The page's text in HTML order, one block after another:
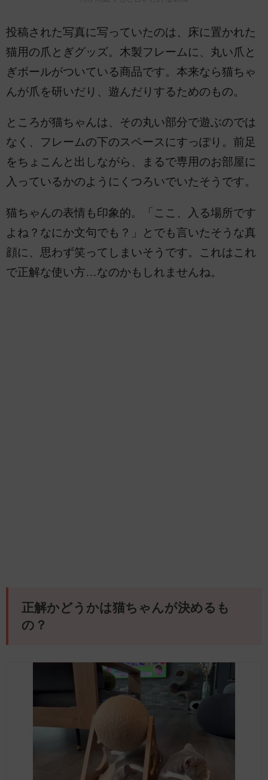
投稿された写真に写っていたのは、床に置かれた
猫用の爪とぎグッズ。木製フレームに、丸い爪と
ぎボールがついている商品です。本来なら猫ちゃ
んが爪を研いだり、遊んだりするためのもの。
ところが猫ちゃんは、その丸い部分で遊ぶのでは
なく、フレームの下のスペースにすっぽり。前足
をちょこんと出しながら、まるで専用のお部屋に
入っているかのようにくつろいでいたそうです。
猫ちゃんの表情も印象的。「ここ、入る場所です
よね？なにか文句でも？」とでも言いたそうな真
顔に、思わず笑ってしまいそうです。これはこれ
で正解な使い方…なのかもしれませんね。
正解かどうかは猫ちゃんが決めるも
の？